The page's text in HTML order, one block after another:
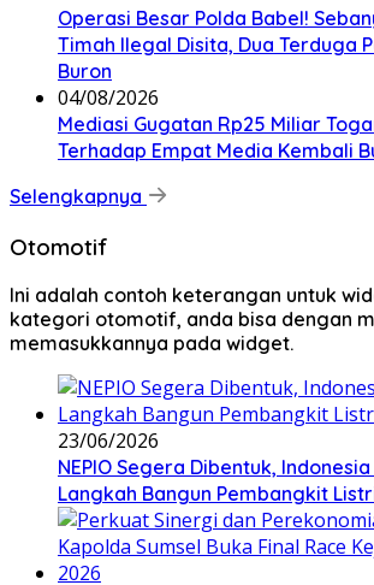
Operasi Besar Polda Babel!
Timah Ilegal Disita, Dua Terduga
Buron
04/08/2026
Mediasi Gugatan Rp25 Miliar
Terhadap Empat Media Kembali
Selengkapnya
Otomotif
Ini adalah contoh keterangan untuk
kategori otomotif, anda bisa dengan
memasukkannya pada widget.
23/06/2026
NEPIO Segera Dibentuk,
Langkah Bangun Pembangkit